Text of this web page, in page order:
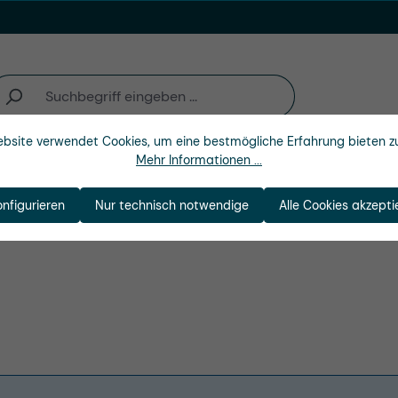
Unternehmen
verwendet Cookies, um eine bestmögliche Erfahrung bieten
Mehr Informationen ...
Nur technisch notwendige Alle Cookies